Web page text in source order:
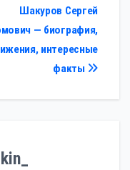
Шакуров Сергей
— биография,
интересные
факты